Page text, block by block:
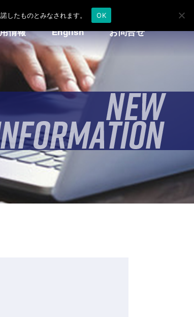
情報 English お問合せ
したものとみなされます。 OK